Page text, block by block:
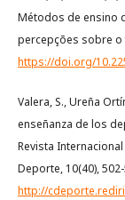
Métodos de ensino
percepções sobre o
https://doi.org/
Valera, S., Ureña
enseñanza de los
Revista
Deporte, 10(40),
http://